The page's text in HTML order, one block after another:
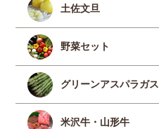
土佐文旦
野菜セット
グリーンアスパラガス
米沢牛・山形牛